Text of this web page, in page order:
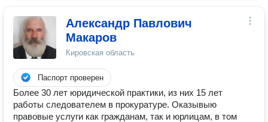
Александр Павлович
Макаров
Кировская область
Паспорт проверен
Более 30 лет юридической практики, из них 15 лет
работы следователем в прокуратуре. Оказывыю
правовые услуги как гражданам, так и юрлицам, в том